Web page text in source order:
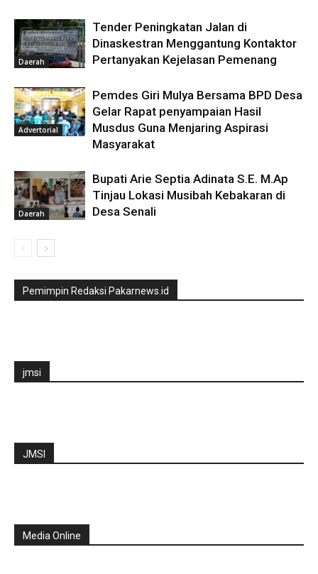
Daerah
Tender Peningkatan Jalan di
Dinaskestran Menggantung Kontaktor
Pertanyakan Kejelasan Pemenang
Advertorial
Pemdes Giri Mulya Bersama BPD Desa
Gelar Rapat penyampaian Hasil
Musdus Guna Menjaring Aspirasi
Masyarakat
Daerah
Bupati Arie Septia Adinata S.E. M.Ap
Tinjau Lokasi Musibah Kebakaran di
Desa Senali
Pemimpin Redaksi Pakarnews.id
jmsi
JMSI
Media Online